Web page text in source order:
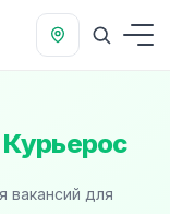
Курьерос
вакансий для